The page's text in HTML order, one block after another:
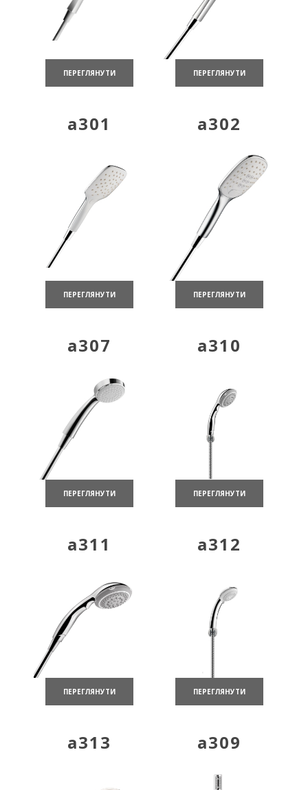
ПЕРЕГЛЯНУТИ ПЕРЕГЛЯНУТИ
a301
ПЕРЕГЛЯНУТИ
a302
ПЕРЕГЛЯНУТИ
a307
ПЕРЕГЛЯНУТИ
a310
ПЕРЕГЛЯНУТИ
a311
ПЕРЕГЛЯНУТИ
a312
ПЕРЕГЛЯНУТИ
a313 a309